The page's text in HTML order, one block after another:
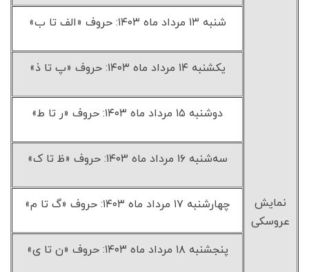
نمایش
عروسکی
شنبه ۱۳ مرداد ماه ۱۴۰۳: حروف «الف تا ب»
یکشنبه ۱۴ مرداد ماه ۱۴۰۳: حروف «پ تا ذ»
دوشنبه ۱۵ مرداد ماه ۱۴۰۳: حروف «ر تا ط»
سه‌شنبه ۱۶ مرداد ماه ۱۴۰۳: حروف «ظ تا ک»
چهارشنبه ۱۷ مرداد ماه ۱۴۰۳: حروف «گ تا م»
پنجشنبه ۱۸ مرداد ماه ۱۴۰۳: حروف «ن تا ی»